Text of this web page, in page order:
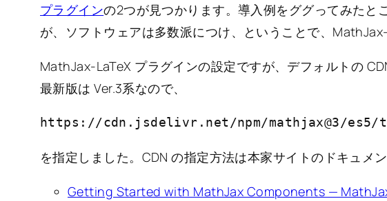
プラグインの2つが見つかります。導入例をググってみたと
が、ソフトウェアは多数派につけ、ということで、
MathJax-LaTeX プラグインの設定ですが、デフォルトの
最新版は Ver.3系なので、
https://cdn.jsdelivr.net/npm/mathjax@3/es5/
を指定しました。CDN の指定方法は本家サイトのドキュメン
Getting Started with MathJax Components —